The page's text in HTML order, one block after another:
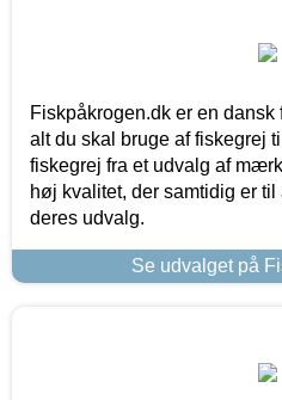
Fiskpåkrogen.dk er en
alt du skal bruge af fiskegrej
fiskegrej fra et udvalg af
høj kvalitet, der samtidig er
deres udvalg.
Se udvalget på